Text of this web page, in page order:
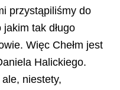
przystąpiliśmy do
tak długo
Więc Chełm jest
Halickiego.
niestety,